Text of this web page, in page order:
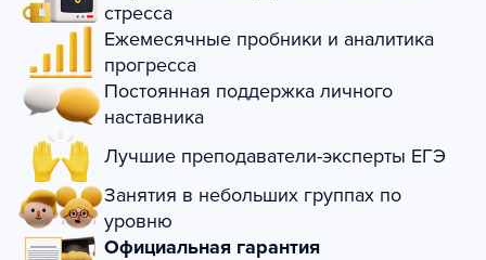
стресса
Ежемесячные пробники и аналитика
прогресса
Постоянная поддержка личного
наставника
Лучшие преподаватели-эксперты ЕГЭ
Занятия в небольших группах по
уровню
Официальная гарантия